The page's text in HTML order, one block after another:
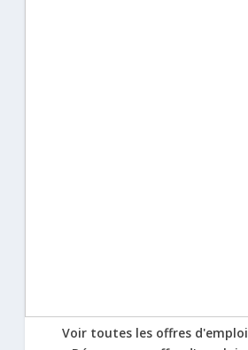
Voir toutes les offres d'emploi